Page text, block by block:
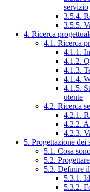
servizio
3.5.4.
3.5.5.
4. Ricerca
4.1. Ricerca
4.1.1.
4.1.2.
4.1.3.
4.1.4.
4.1.5.
utente
4.2. Ricerca
4.2.1.
4.2.2.
4.2.3.
5. Progettazione dei
5.1. Cosa
5.2.
5.3. Definire
5.3.1.
5.3.2.